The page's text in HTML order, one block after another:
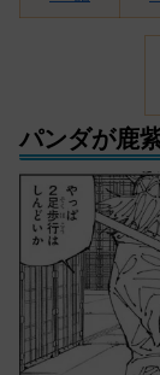
パンダが鹿